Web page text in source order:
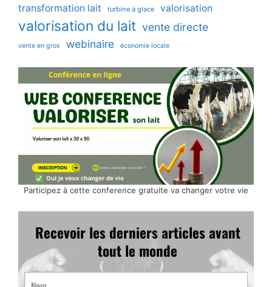
transformation lait turbine à glace valorisation
valorisation du lait vente directe
vente en gros webinaire économie locale
Participez à cette conference gratuite va changer votre vie